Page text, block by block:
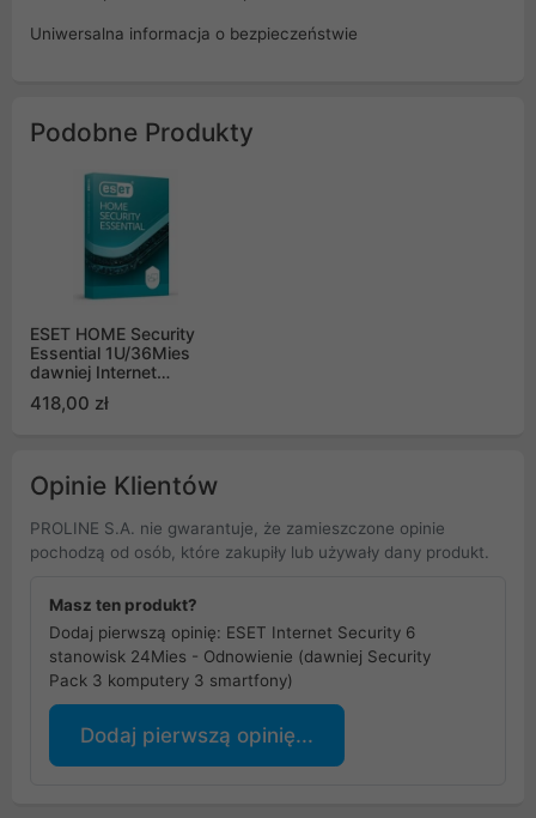
Uniwersalna informacja o bezpieczeństwie
Podobne Produkty
ESET HOME Security
Essential 1U/36Mies
dawniej Internet
418,00 zł
Opinie Klientów
PROLINE S.A. nie gwarantuje, że zamieszczone opinie
pochodzą od osób, które zakupiły lub używały dany produkt.
Masz ten produkt?
Dodaj pierwszą opinię: ESET Internet Security 6
stanowisk 24Mies - Odnowienie (dawniej Security
Pack 3 komputery 3 smartfony)
Dodaj pierwszą opinię...